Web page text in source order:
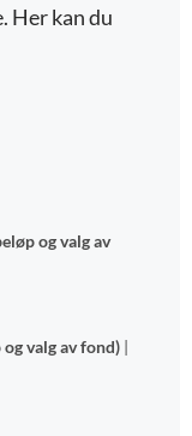
Her kan du
og valg av
valg av fond) |